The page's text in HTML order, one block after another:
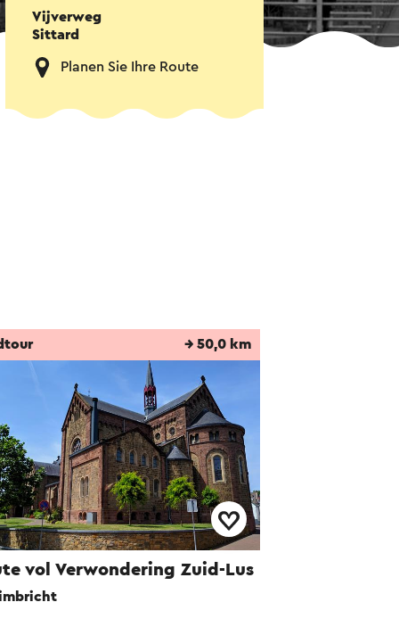
Vijverweg
Sittard
Planen Sie Ihre Route
vol Verwondering Zuid-Lus
→ 50,0 km